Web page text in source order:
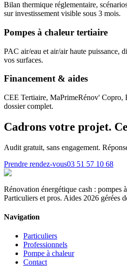
Bilan thermique réglementaire,
sur investissement visible sous 3 mois.
Pompes à chaleur tertiaire
PAC air/eau et air/air haute puissance,
vos surfaces.
Financement & aides
CEE Tertiaire, MaPrimeRénov' Copro,
dossier complet.
Cadrons votre projet.
Audit gratuit, sans engagement.
Prendre rendez-vous03 51 57 10 68
Rénovation énergétique cash : pompes
Particuliers et pros. Aides 2026 gérées
Navigation
Particuliers
Professionnels
Pompe à chaleur
Contact